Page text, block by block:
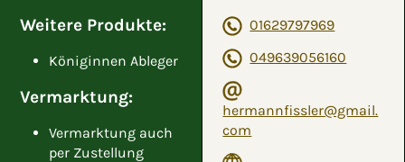
Weitere Produkte:
Königinnen Ableger
Vermarktung:
Vermarktung auch
per Zustellung
01629797969
049639056160
hermannfissler@gmail.
com